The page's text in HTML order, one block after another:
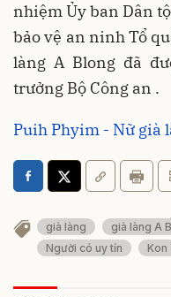
nhiệm Ủy ban Dân
bảo vệ an ninh Tổ
làng A Blong đã
trưởng Bộ Công an .
Puih Phyim - Nữ già
già làng già làng A
Người có uy tín
Kon